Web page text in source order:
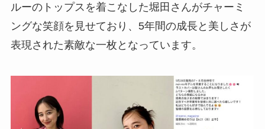
ルーのトップスを着こなした堀田さんがチャーミ
ングな笑顔を見せており、5年間の成長と美しさが
表現された素敵な一枚となっています。